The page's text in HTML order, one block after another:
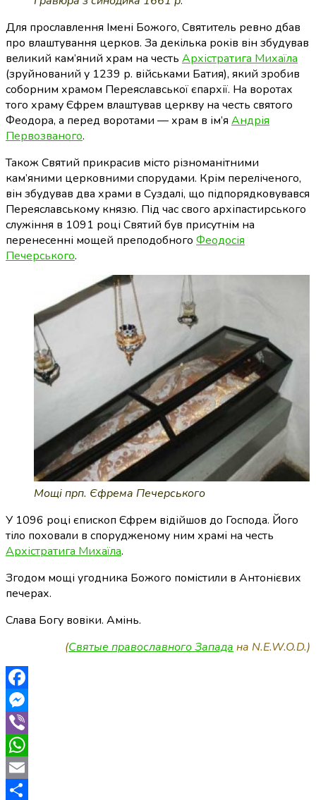
Для прославлення Імені Божого, Святитель ревно дбав
про влаштування церков. За декілька років він збудував
великий кам’яний храм на честь Архістратига Михаїла
(зруйнований у 1239 р. військами Батия), який зробив
соборним храмом Переяславської єпархії. На воротах
того храму Єфрем влаштував церкву на честь святого
Феодора, а перед воротами — храм в ім’я Андрія
Первозваного.
Також Святий прикрасив місто різноманітними
кам’яними церковними спорудами. Крім переліченого,
він збудував два храми в Суздалі, що підпорядковувався
Переяславському князю. Під час свого архіпастирського
служіння в 1091 році Святий був присутнім на
перенесенні мощей преподобного Феодосія
Печерського.
Мощі прп. Єфрема Печерського
У 1096 році єпископ Єфрем відійшов до Господа. Його
тіло поховали в спорудженому ним храмі на честь
Архістратига Михаїла.
Згодом мощі угодника Божого помістили в Антонієвих
печерах.
Слава Богу вовіки. Амінь.
(Святые православного Запада на N.E.W.O.D.)
Facebook
Messenger
Viber
WhatsApp
Email